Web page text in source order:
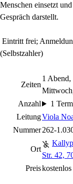
Menschen einsetzt
Gespräch darstellt.
Eintritt frei;
(Selbstzahler)
Zeiten
1 Abend,
Anzahl
1
LeitungViola
Nummer262-
Ort
Str. 42,
Preiskostenlos